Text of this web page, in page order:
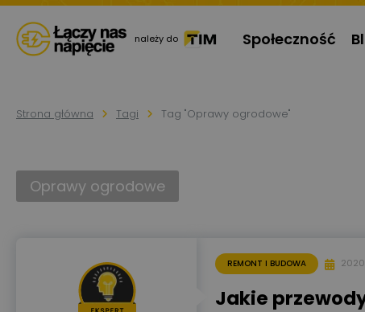
należy do Społeczność
Strona główna Tagi Tag "Oprawy ogrodowe"
Oprawy ogrodowe
REMONT I BUDOWA
Jakie